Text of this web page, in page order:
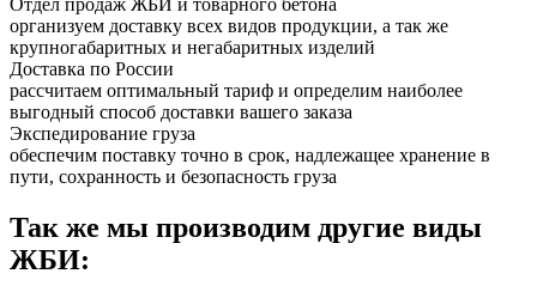
Отдел продаж ЖБИ и товарного бетона
организуем доставку всех видов продукции, а так же
крупногабаритных и негабаритных изделий
Доставка по России
рассчитаем оптимальный тариф и определим наиболее
выгодный способ доставки вашего заказа
Экспедирование груза
обеспечим поставку точно в срок, надлежащее хранение в
пути, сохранность и безопасность груза
Так же мы производим другие виды
ЖБИ: